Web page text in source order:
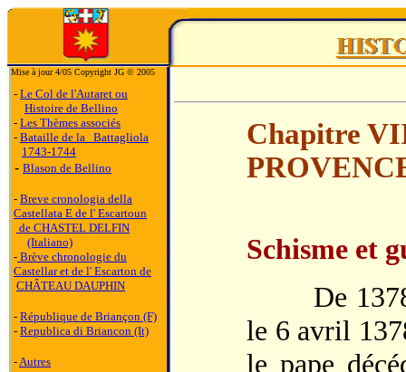
Mise à jour 4/05 Copyright JG © 2005
- Le Col de l'Autaret ou
Histoire de Bellino
- Les Thèmes associés
- Bataille de la Battagliola
1743-1744
- Blason de Bellino
- Breve cronologia della
Castellata E de l' Escartoun
de CHASTEL DELFIN
(Italiano)
- Brève chronologie du
Castellar et de l' Escarton de
CHÂTEAU DAUPHIN
- République de Briançon (F)
- Republica di Briancon (It)
-Autres
Chapitre
Schisme et
De 1378 à
le 6 avril
le pape